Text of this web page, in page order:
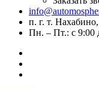
п. г. т.
Пн. – Пт.: с 9:00